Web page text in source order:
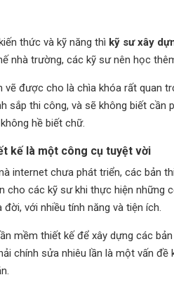
thức và kỹ năng thì kỹ sư xây
nhà trường, các kỹ sư nên học
vẽ được cho là chìa khóa rất quan
sắp thi công, và sẽ không biết
hề biết chữ.
kế là một công cụ tuyệt vời
internet chưa phát triển, các bản
cho các kỹ sư khi thực hiện những
với nhiều tính năng và tiện ích.
mềm thiết kế để xây dựng các
chính sửa nhiêu lần là một vấn